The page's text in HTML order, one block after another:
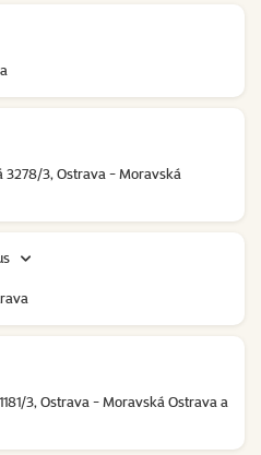
3278/3, Ostrava - Moravská
3, Ostrava - Moravská Ostrava a